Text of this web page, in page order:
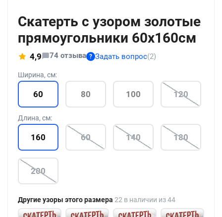
Скатерть с узором золотые
прямоугольники 60x160см
4,9 74 отзыва ? Задать вопрос(2)
Ширина, см:
60 80 100 120
Длина, см:
160 60 140 180
200
Другие узоры этого размера 22 в наличии из 44